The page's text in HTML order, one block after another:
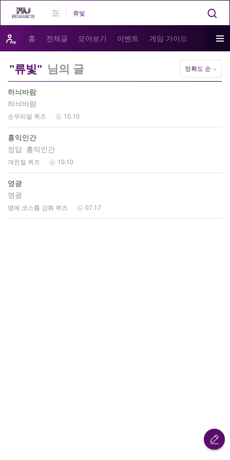
홈 전체글 모아보기 이벤트 게임 가이드
"류빛" 님의 글 정확도 순
하늬바람
하늬바람
순우리말 퀴즈 10.10
홍익인간
정답 홍익인간
개천절 퀴즈 10.10
영광
영광
명예 코스튬 강화 퀴즈 07.17